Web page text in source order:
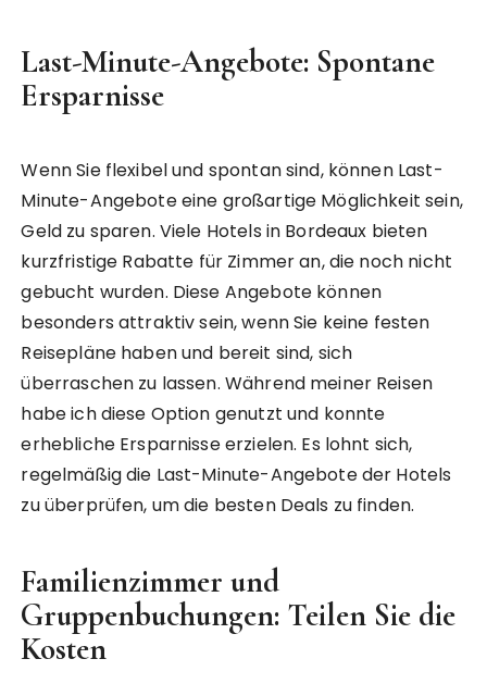
Last-Minute-Angebote: Spontane
Ersparnisse
Wenn Sie flexibel und spontan sind, können Last-
Minute-Angebote eine großartige Möglichkeit sein,
Geld zu sparen. Viele Hotels in Bordeaux bieten
kurzfristige Rabatte für Zimmer an, die noch nicht
gebucht wurden. Diese Angebote können
besonders attraktiv sein, wenn Sie keine festen
Reisepläne haben und bereit sind, sich
überraschen zu lassen. Während meiner Reisen
habe ich diese Option genutzt und konnte
erhebliche Ersparnisse erzielen. Es lohnt sich,
regelmäßig die Last-Minute-Angebote der Hotels
zu überprüfen, um die besten Deals zu finden.
Familienzimmer und
Gruppenbuchungen: Teilen Sie die
Kosten